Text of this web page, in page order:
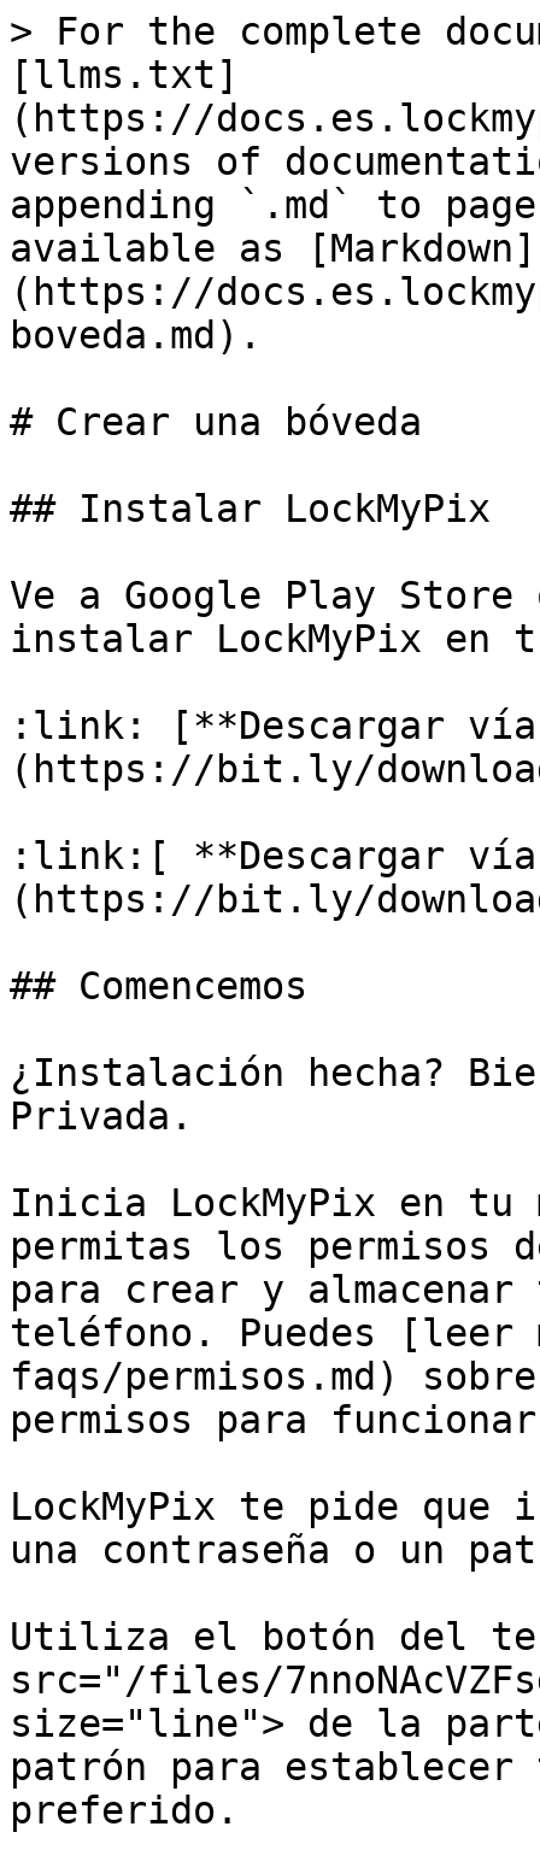
> For the complete
[llms.txt]
(https://
versions of
appending `.md` to
available as [Markdown]
(https://
boveda.md).
# Crear una bóveda
## Instalar LockMyPix
Ve a Google Play
instalar LockMyPix en
:link: [**Descargar vía
(https://bit.ly/
:link:[ **Descargar
(https://bit.ly/
## Comencemos
¿Instalación hecha?
Privada.
Inicia LockMyPix en
permitas los permisos
para crear y
teléfono. Puedes [leer
faqs/permisos.md)
permisos para
LockMyPix te pide que
una contraseña o un
Utiliza el botón del
src="/files/
size="line"> de la
patrón para
preferido.